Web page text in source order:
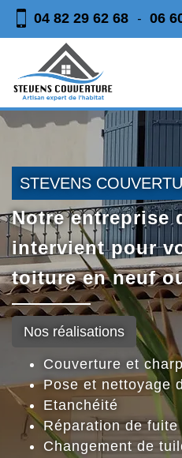
04 82 29 62 68 - 06
STEVENS
Notre entreprise
intervient pour
toiture en neuf
Nos réalisations
Couverture et
Pose et nettoyage
Etanchéité
Réparation de
Changement de